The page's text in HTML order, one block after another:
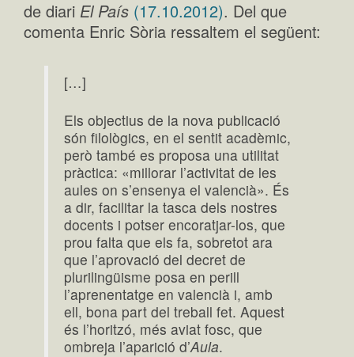
de diari El País (17.10.2012). Del que
comenta Enric Sòria ressaltem el següent:
[…]
Els objectius de la nova publicació
són filològics, en el sentit acadèmic,
però també es proposa una utilitat
pràctica: «millorar l’activitat de les
aules on s’ensenya el valencià». És
a dir, facilitar la tasca dels nostres
docents i potser encoratjar-los, que
prou falta que els fa, sobretot ara
que l’aprovació del decret de
plurilingüisme posa en perill
l’aprenentatge en valencià i, amb
ell, bona part del treball fet. Aquest
és l’horitzó, més aviat fosc, que
ombreja l’aparició d’Aula.